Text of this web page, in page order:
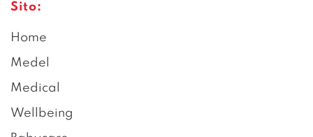
Sito:
Home
Medel
Medical
Wellbeing